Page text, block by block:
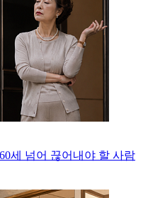
세 넘어 끊어내야 할 사람